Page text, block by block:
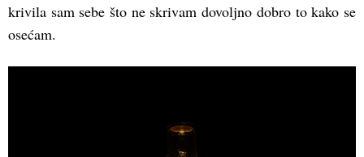
krivila sam sebe što ne skrivam dovoljno dobro to kako se
osećam.